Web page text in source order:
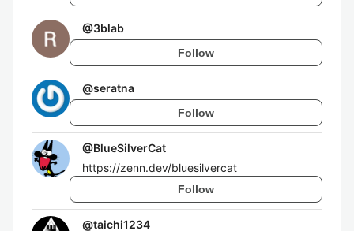
@3blab
Follow
@seratna
Follow
@BlueSilverCat
https://zenn.dev/bluesilvercat
Follow
@taichi1234